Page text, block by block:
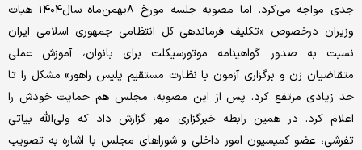
جدی مواجه می‌کرد. اما مصوبه جلسه مورخ ۸بهمن‌ماه سال۱۴۰۴ هیات
وزیران درخصوص «تکلیف فرماندهی کل انتظامی جمهوری اسلامی ایران
نسبت به صدور گواهینامه موتورسیکلت برای بانوان، آموزش عملی
متقاضیان زن و برگزاری آزمون با نظارت مستقیم پلیس راهور» مشکل را تا
حد زیادی مرتفع کرد. پس از این مصوبه، مجلس هم حمایت خودش را
اعلام کرد. در همین رابطه خبرگزاری مهر گزارش داد که ولی‌الله بیاتی
تفرشی، عضو کمیسیون امور داخلی و شوراهای مجلس با اشاره به تصویب